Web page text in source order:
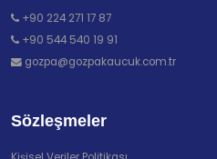
+90 224 271 17 87
+90 544 540 19 91
gozpa@gozpakaucuk.com.tr
Sözleşmeler